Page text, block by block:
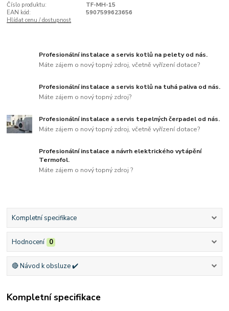
Číslo produktu:
TF-MH-15
EAN kód:
5907599623656
Hlídat cenu / dostupnost
Profesionální instalace a servis kotlů na pelety od nás.
Máte zájem o nový topný zdroj, včetně vyřízení dotace?
Profesionální instalace a servis kotlů na tuhá paliva od nás.
Máte zájem o nový topný zdroj?
Profesionální instalace a servis tepelných čerpadel od nás.
Máte zájem o nový topný zdroj, včetně vyřízení dotace?
Profesionální instalace a návrh elektrického vytápění
Termofol.
Máte zájem o nový topný zdroj ?
Kompletní specifikace
Hodnocení 0
🔴 Návod k obsluze ✔️
Kompletní specifikace